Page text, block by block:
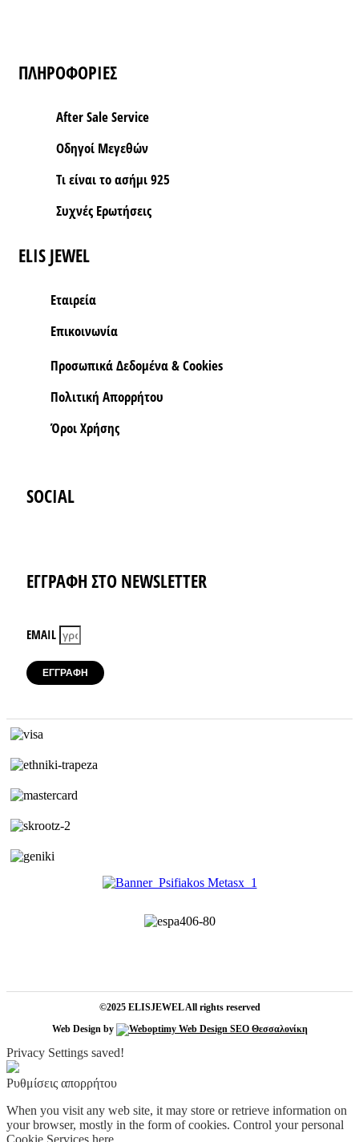
ΠΛΗΡΟΦΟΡΙΕΣ
After Sale Service
Οδηγοί Μεγεθών
Τι είναι το ασήμι 925
Συχνές Ερωτήσεις
ELIS JEWEL
Εταιρεία
Επικοινωνία
Προσωπικά Δεδομένα & Cookies
Πολιτική Απορρήτου
Όροι Xρήσης
SOCIAL
ΕΓΓΡΑΦΗ ΣΤΟ NEWSLETTER
EMAIL
ΕΓΓΡΑΦΗ
©2025 ELISJEWEL All rights reserved
Web Design by
Privacy Settings saved!
Ρυθμίσεις απορρήτου
When you visit any web site, it may store or retrieve information on
your browser, mostly in the form of cookies. Control your personal